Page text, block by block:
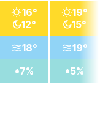
16°
12°
18°
7%
19°
15°
19°
5%